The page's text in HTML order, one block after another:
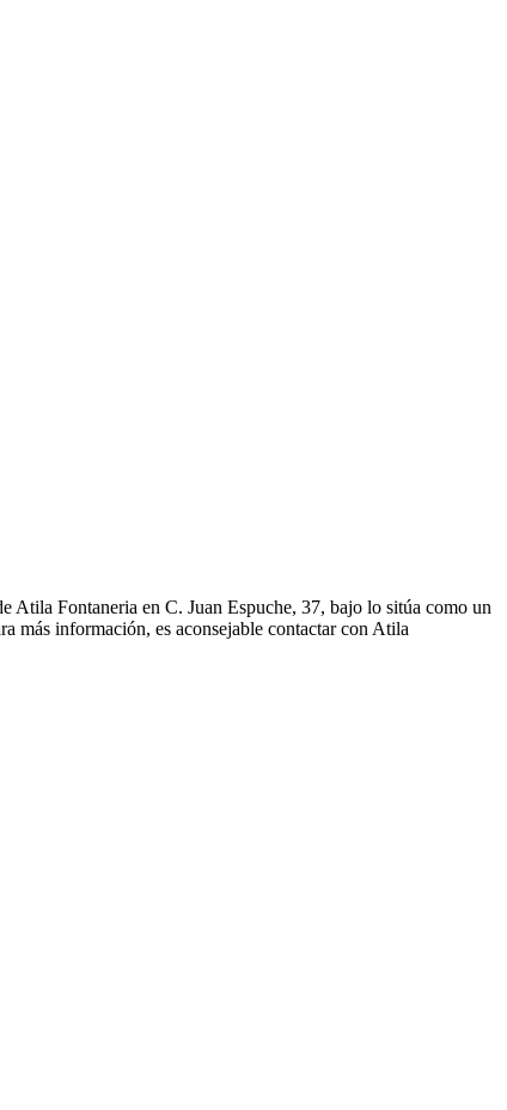
Atila Fontaneria en C. Juan Espuche, 37, bajo lo sitúa como un
más información, es aconsejable contactar con Atila